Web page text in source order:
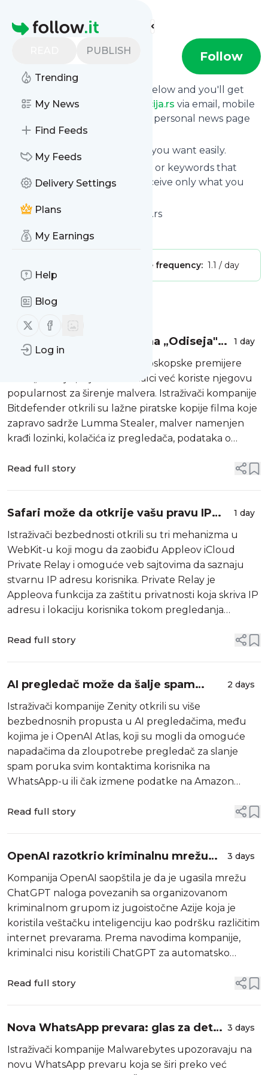
Homepage
PUBLISH
Trending
My News
Find Feeds
My Feeds
Delivery Settings
Plans
My Earnings
Help
Blog
Follow us on X (twitter)
Follow us on Facebook
Log in
Find more feeds
Informacija.rs Follow
Click on the "Follow" button below and you'll get
the latest news from
Informacija.rs via email, mobile
or you can read them on your personal news page
on this site.
You can unsubscribe anytime you want easily.
You can also choose the topics or keywords that
you're interested in, so you receive only what you
Informacija.rs
title: Informacija.rs
Is this your feed?Claim it
Message frequency: 1.1 / day
Message
Lažne piratske kopije filma „Odiseja"
koriste se za širenje malvera
1 day
Samo nekoliko dana nakon bioskopske premijere
filma „Odiseja“, sajber kriminalci već koriste njegovu
popularnost za širenje malvera. Istraživači kompanije
Bitdefender otkrili su lažne piratske kopije filma koje
zapravo sadrže Lumma Stealer, malver namenjen
krađi lozinki, kolačića iz pregledača, podataka o
fajlovi predstavljaju ...
Read full story
Safari može da otkrije vašu pravu IP
adresu čak i kada koristite Private
Relay
1 day
Istraživači bezbednosti otkrili su tri mehanizma u
WebKit-u koji mogu da zaobiđu Appleov iCloud
Private Relay i omoguće veb sajtovima da saznaju
stvarnu IP adresu korisnika. Private Relay je
Appleova funkcija za zaštitu privatnosti koja skriva IP
adresu i lokaciju korisnika tokom pregledanja
sve tri metode koje su otkril...
Read full story
AI pregledač može da šalje spam
poruke svim vašim WhatsApp
kontaktima
2 days
Istraživači kompanije Zenity otkrili su više
bezbednosnih propusta u AI pregledačima, među
kojima je i OpenAI Atlas, koji su mogli da omoguće
napadačima da zloupotrebe pregledač za slanje
spam poruka svim kontaktima korisnika na
WhatsApp-u ili čak izmene podatke na Amazon
Black Hat. U jednom od demonstriranih napada,
Read full story
OpenAI razotkrio kriminalnu mrežu
koja je koristila ChatGPT za internet
prevare
3 days
Kompanija OpenAI saopštila je da je ugasila mrežu
ChatGPT naloga povezanih sa organizovanom
kriminalnom grupom iz jugoistočne Azije koja je
koristila veštačku inteligenciju kao podršku različitim
internet prevarama. Prema navodima kompanije,
kriminalci nisu koristili ChatGPT za automatsko
omogućavao da rade brže i efikasnije. AI je kor...
Read full story
Nova WhatsApp prevara: glas za dete
ili kućnog ljubimca može vas koštati
naloga
3 days
Istraživači kompanije Malwarebytes upozoravaju na
novu WhatsApp prevaru koja se širi preko već